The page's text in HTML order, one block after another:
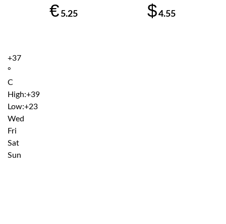
€ 5.25 $4.55
+37
°
C
High:+39
Low:+23
Wed
Fri
Sat
Sun